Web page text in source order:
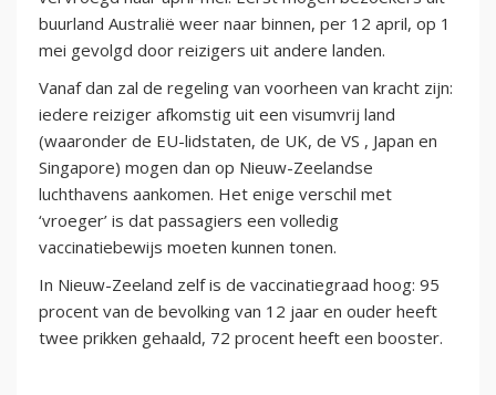
buurland Australië weer naar binnen, per 12 april, op 1
mei gevolgd door reizigers uit andere landen.
Vanaf dan zal de regeling van voorheen van kracht zijn:
iedere reiziger afkomstig uit een visumvrij land
(waaronder de EU-lidstaten, de UK, de VS , Japan en
Singapore) mogen dan op Nieuw-Zeelandse
luchthavens aankomen. Het enige verschil met
‘vroeger’ is dat passagiers een volledig
vaccinatiebewijs moeten kunnen tonen.
In Nieuw-Zeeland zelf is de vaccinatiegraad hoog: 95
procent van de bevolking van 12 jaar en ouder heeft
twee prikken gehaald, 72 procent heeft een booster.